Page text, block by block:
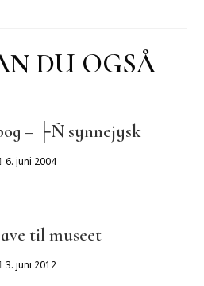
DU OGSÅ
– ├Ñ synnejysk
6. juni 2004
til museet
3. juni 2012